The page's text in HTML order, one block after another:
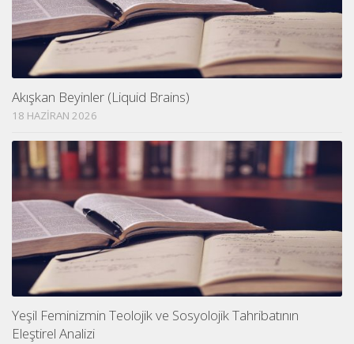
Akışkan Beyinler (Liquid Brains)
18 HAZIRAN 2026
Yeşil Feminizmin Teolojik ve Sosyolojik Tahribatının
Eleştirel Analizi